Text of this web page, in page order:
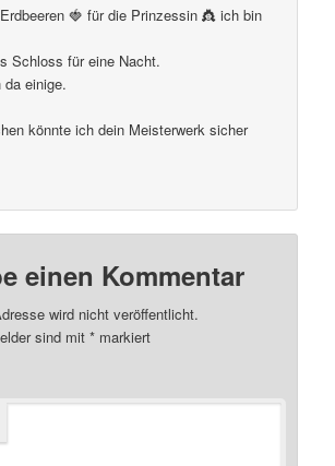
🍓 für die Prinzessin 👸 ich bin
Schloss für eine Nacht.
einige.
könnte ich dein Meisterwerk sicher
einen Kommentar
wird nicht veröffentlicht.
sind mit* markiert